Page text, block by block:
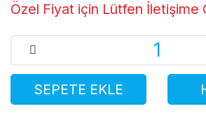
Özel Fiyat için Lütfen İletişime
SEPETE EKLE